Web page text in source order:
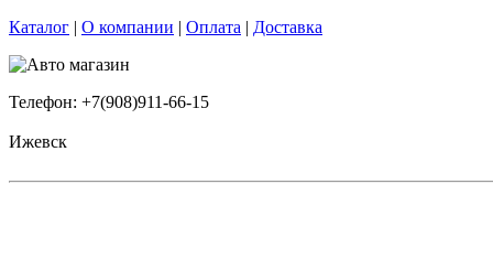
Каталог | О компании | Оплата | Доставка
Телефон: +7(908)911-66-15
Ижевск